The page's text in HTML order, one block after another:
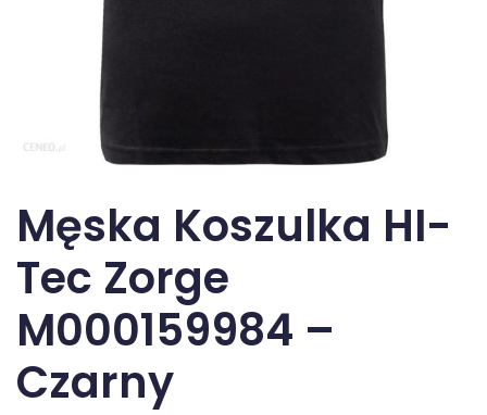
Męska Koszulka HI-
Tec Zorge
M000159984 –
Czarny